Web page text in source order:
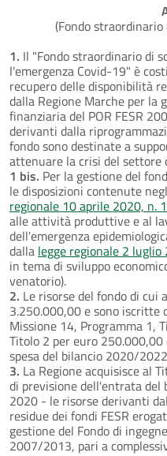
(Fondo
1. Il "Fondo straordinario di
l'emergenza Covid-19" è
recupero delle disponibilità
dalla Regione Marche per la
finanziaria del POR FESR
derivanti dalla
fondo sono destinate a
attenuare la crisi del settore
1 bis. Per la gestione del
le disposizioni contenute
regionale 10 aprile 2020, n.
alle attività produttive e al
dell'emergenza
dalla legge regionale 2 luglio
in tema di sviluppo
venatorio).
2. Le risorse del fondo di cui
3.250.000,00 e sono iscritte
Missione 14, Programma 1,
Titolo 2 per euro
spesa del bilancio 2020/
3. La Regione acquisisce al
di previsione dell'entrata
2020 - le risorse derivanti
residue dei fondi FESR
gestione del Fondo di
2007/2013, pari a